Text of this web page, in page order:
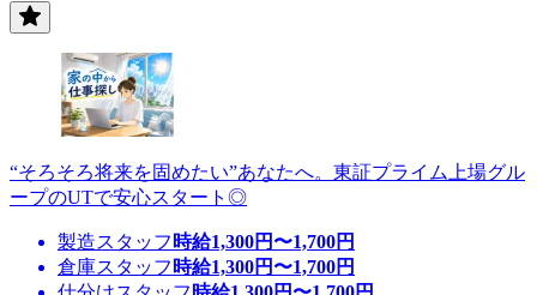
“そろそろ将来を固めたい”あなたへ。東証プライム上場グル
ープのUTで安心スタート◎
製造スタッフ 時給1,300円〜1,700円
倉庫スタッフ 時給1,300円〜1,700円